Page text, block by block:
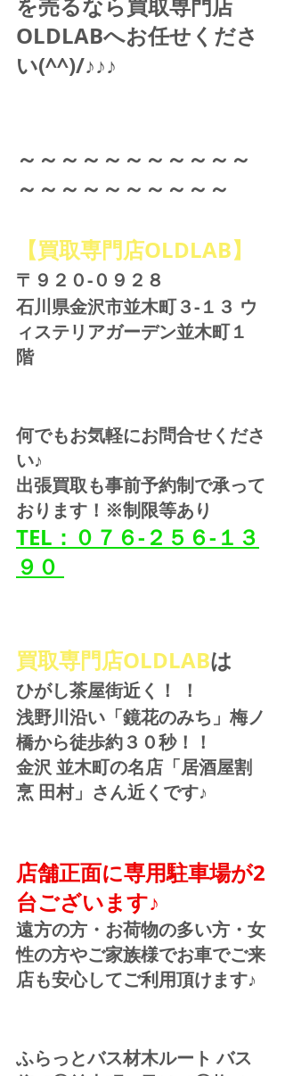
を売るなら買取専門店
OLDLABへお任せくださ
い(^^)/♪♪♪
～～～～～～～～～～～
～～～～～～～～～～
【買取専門店OLDLAB】
〒９２０-０９２８
石川県金沢市並木町３-１３ ウ
ィステリアガーデン並木町１
階
何でもお気軽にお問合せくださ
い♪
出張買取も事前予約制で承って
おります！※制限等あり
TEL：０７６-２５６-１３
９０
買取専門店OLDLABは
ひがし茶屋街近く！ ！
浅野川沿い「鏡花のみち」梅ノ
橋から徒歩約３０秒！！
金沢 並木町の名店「居酒屋割
烹 田村」さん近くです♪
店舗正面に専用駐車場が2
台ございます♪
遠方の方・お荷物の多い方・女
性の方やご家族様でお車でご来
店も安心してご利用頂けます♪
ふらっとバス材木ルート バス